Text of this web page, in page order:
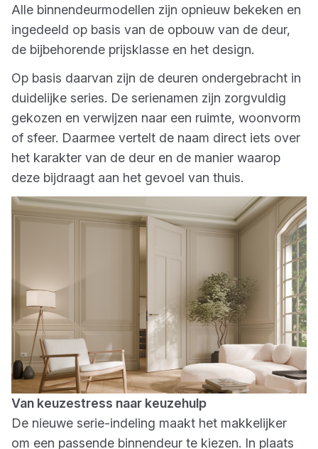
Alle binnendeurmodellen zijn opnieuw bekeken en
ingedeeld op basis van de opbouw van de deur,
de bijbehorende prijsklasse en het design.
Op basis daarvan zijn de deuren ondergebracht in
duidelijke series. De serienamen zijn zorgvuldig
gekozen en verwijzen naar een ruimte, woonvorm
of sfeer. Daarmee vertelt de naam direct iets over
het karakter van de deur en de manier waarop
deze bijdraagt aan het gevoel van thuis.
Van keuzestress naar keuzehulp
De nieuwe serie-indeling maakt het makkelijker
om een passende binnendeur te kiezen. In plaats